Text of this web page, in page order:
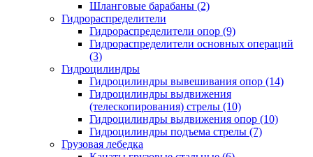
Шланговые барабаны (2)
Гидрораспределители
Гидрораспределители опор (9)
Гидрораспределители основных операций
(3)
Гидроцилиндры
Гидроцилиндры вывешивания опор (14)
Гидроцилиндры выдвижения
(телескопирования) стрелы (10)
Гидроцилиндры выдвижения опор (10)
Гидроцилиндры подъема стрелы (7)
Грузовая лебедка